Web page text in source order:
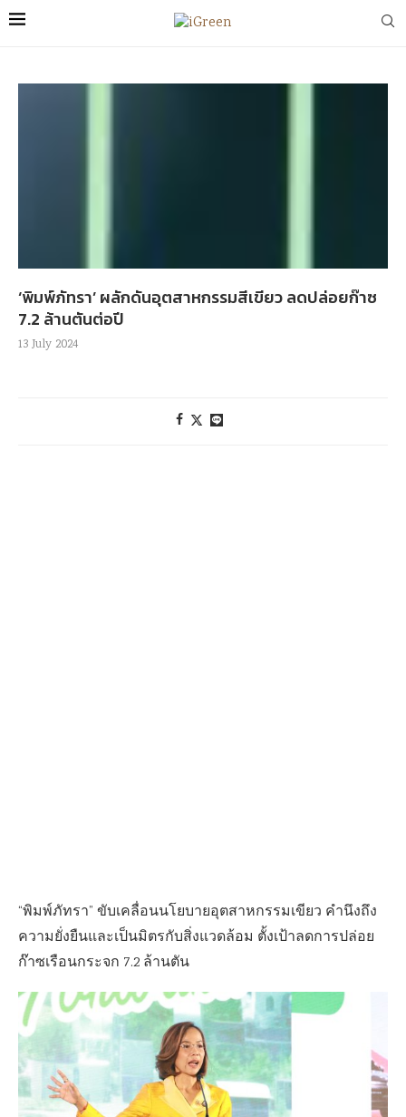
‘พิมพ์ภัทรา’ ผลักดันอุตสาหกรรมสีเขียว ลดปล่อยก๊าซ
7.2 ล้านตันต่อปี
13 July 2024
“พิมพ์ภัทรา” ขับเคลื่อนนโยบายอุตสาหกรรมเขียว คำนึงถึง
ความยั่งยืนและเป็นมิตรกับสิ่งแวดล้อม ตั้งเป้าลดการปล่อย
ก๊าซเรือนกระจก 7.2 ล้านตัน